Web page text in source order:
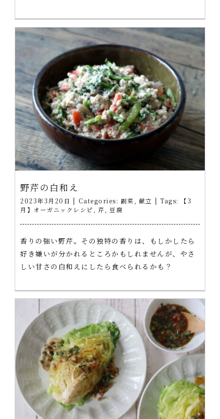
野芹の白和え
2023年3月20日 | Categories: 副菜 献立 | Tags:
【3
月】オーガニックレシピ
芹 豆腐
香りの強い野芹。その独特の香りは、もしかしたら
好き嫌いが分かれるところかもしれませんが、やさ
しい甘さの白和えにしたら食べられるかも？